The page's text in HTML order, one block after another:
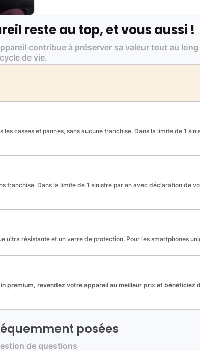
reste au top, et vous aussi !
contribue à préserver sa valeur tout au long
cycle de vie.
casses et pannes, sans aucune franchise. Dans la limite de 1
franchise. Dans la limite de 1 sinistre par an avec déclaration de
ultra résistante et un verre de protection. Pour les smartphones
premium, revendez votre appareil au meilleur prix et bénéficiez
posées
de questions